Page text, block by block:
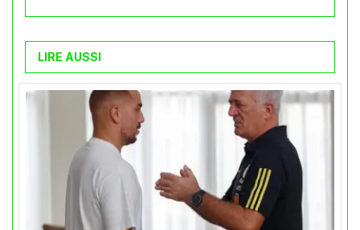
LIRE AUSSI